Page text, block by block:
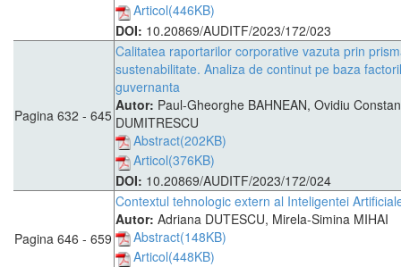
Articol(446KB)
DOI: 10.20869/AUDITF/2023/172/023
Pagina 632 - 645
Calitatea raportarilor corporative vazuta prin
sustenabilitate. Analiza de continut pe baza
guvernanta
Autor: Paul-Gheorghe BAHNEAN, Ovidiu
DUMITRESCU
Abstract(202KB)
Articol(376KB)
DOI: 10.20869/AUDITF/2023/172/024
Pagina 646 - 659
Contextul tehnologic extern al Inteligentei
Autor: Adriana DUTESCU, Mirela-Simina MIHAI
Abstract(148KB)
Articol(448KB)